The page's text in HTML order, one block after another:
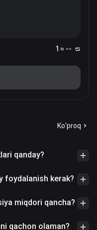
1 ≈ --
Ko'proq
qanday?
foydalanish kerak?
miqdori qancha?
qachon olaman?